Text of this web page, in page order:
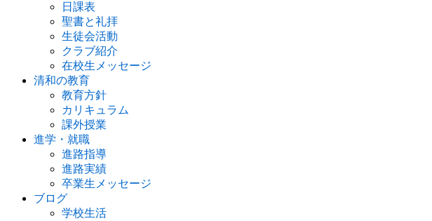
日課表
聖書と礼拝
生徒会活動
クラブ紹介
在校生メッセージ
清和の教育
教育方針
カリキュラム
課外授業
進学・就職
進路指導
進路実績
卒業生メッセージ
ブログ
学校生活